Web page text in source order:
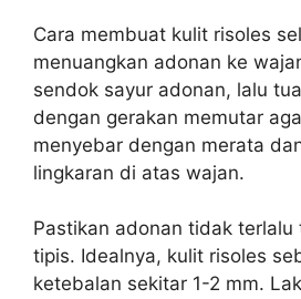
Cara membuat kulit risoles
menuangkan adonan ke
sendok sayur adonan, lalu
dengan gerakan memutar
menyebar dengan merata
lingkaran di atas wajan.
Pastikan adonan tidak
tipis. Idealnya, kulit risoles
ketebalan sekitar 1-2 mm.